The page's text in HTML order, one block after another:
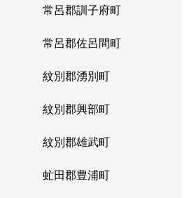
常呂郡訓子府町
常呂郡佐呂間町
紋別郡湧別町
紋別郡興部町
紋別郡雄武町
虻田郡豊浦町